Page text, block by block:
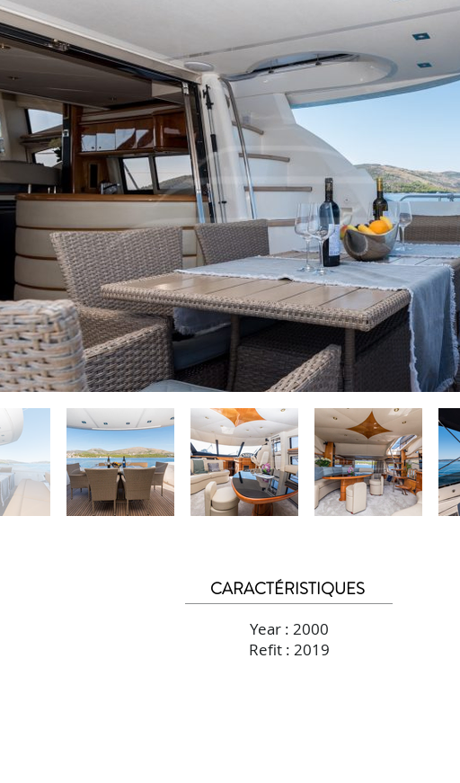
CARACTÉRISTIQUES
Year : 2000
Refit : 2019